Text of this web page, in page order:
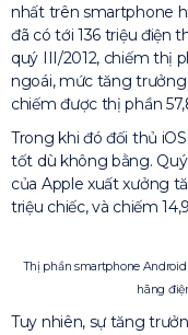
nhất trên smartphone
đã có tới 136 triệu điện
quý III/2012, chiếm thị
ngoái, mức tăng trưởng
chiếm được thị phần
Trong khi đó đối thủ
tốt dù không bằng.
của Apple xuất xưởng
triệu chiếc, và chiếm
Thị phần smartphone
hãng
Tuy nhiên, sự tăng